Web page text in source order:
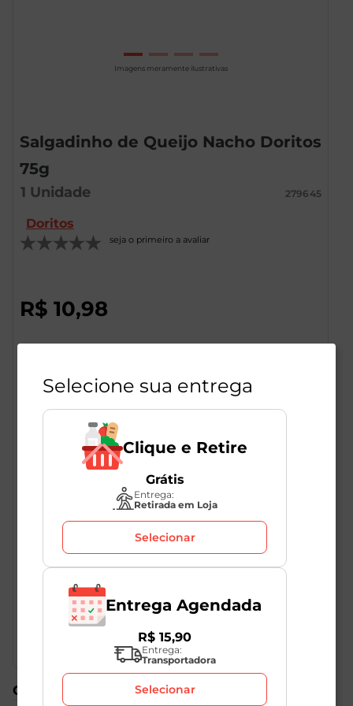
Imagens meramente ilustrativas
Salgadinho de Queijo Nacho Doritos
75g
1 Unidade 279645
Doritos
seja o primeiro a avaliar
R$ 10,98
Descrição do Produto
DORITOS® é a tortilha chips número #1 do mundo.
DORITOS® para aqueles que querem sair do óbvio,
que buscam sempre desafiar a lógica do senso
comum. E se você é um desses que nem sempre quer
fazer sentido, você é um dos nossos. DORITOS® FOR
THE BOLD.
Compre também
Selecione sua entrega
Clique e Retire
Grátis
Entrega:
Retirada em Loja
Selecionar
Entrega Agendada
R$ 15,90
Entrega:
Transportadora
Selecionar